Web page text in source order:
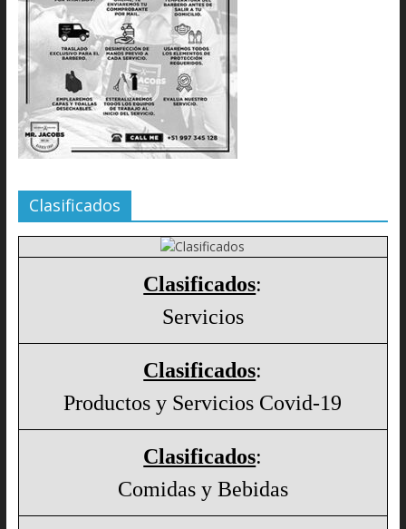
Clasificados
Clasificados:
Servicios
Clasificados:
Productos y Servicios Covid-19
Clasificados:
Comidas y Bebidas